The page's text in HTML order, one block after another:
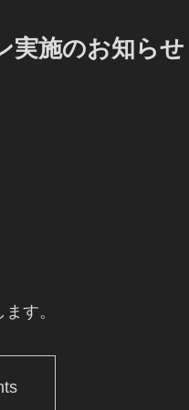
実施のお知らせ
す。